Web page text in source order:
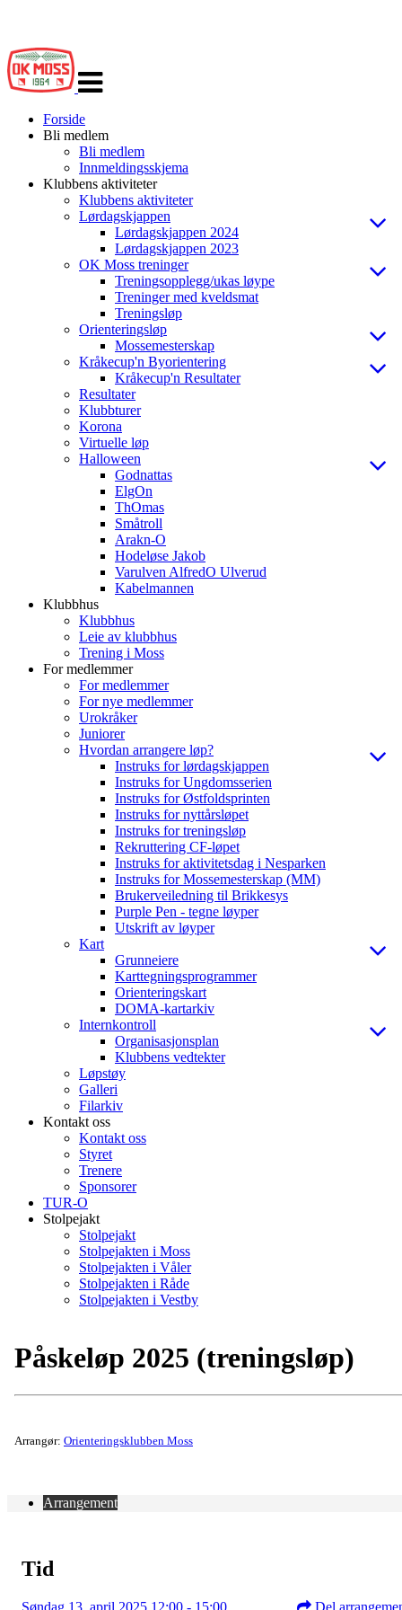
navigasjon
Forside
Bli medlem
Bli medlem
Innmeldingsskjema
Klubbens aktiviteter
Klubbens aktiviteter
Lørdagskjappen
Lørdagskjappen 2024
Lørdagskjappen 2023
OK Moss treninger
Treningsopplegg/ukas løype
Treninger med kveldsmat
Treningsløp
Orienteringsløp
Mossemesterskap
Kråkecup'n Byorientering
Kråkecup'n Resultater
Resultater
Klubbturer
Korona
Virtuelle løp
Halloween
Godnattas
ElgOn
ThOmas
Småtroll
Arakn-O
Hodeløse Jakob
Varulven AlfredO Ulverud
Kabelmannen
Klubbhus
Klubbhus
Leie av klubbhus
Trening i Moss
For medlemmer
For medlemmer
For nye medlemmer
Urokråker
Juniorer
Hvordan arrangere løp?
Instruks for lørdagskjappen
Instruks for Ungdomsserien
Instruks for Østfoldsprinten
Instruks for nyttårsløpet
Instruks for treningsløp
Rekruttering CF-løpet
Instruks for aktivitetsdag i Nesparken
Instruks for Mossemesterskap (MM)
Brukerveiledning til Brikkesys
Purple Pen - tegne løyper
Utskrift av løyper
Kart
Grunneiere
Karttegningsprogrammer
Orienteringskart
DOMA-kartarkiv
Internkontroll
Organisasjonsplan
Klubbens vedtekter
Løpstøy
Galleri
Filarkiv
Kontakt oss
Kontakt oss
Styret
Trenere
Sponsorer
TUR-O
Stolpejakt
Stolpejakt
Stolpejakten i Moss
Stolpejakten i Våler
Stolpejakten i Råde
Stolpejakten i Vestby
Påskeløp 2025 (treningsløp)
Arrangør: Orienteringsklubben Moss
Arrangement
Tid
Søndag 13. april 2025 12:00 - 15:00 Del